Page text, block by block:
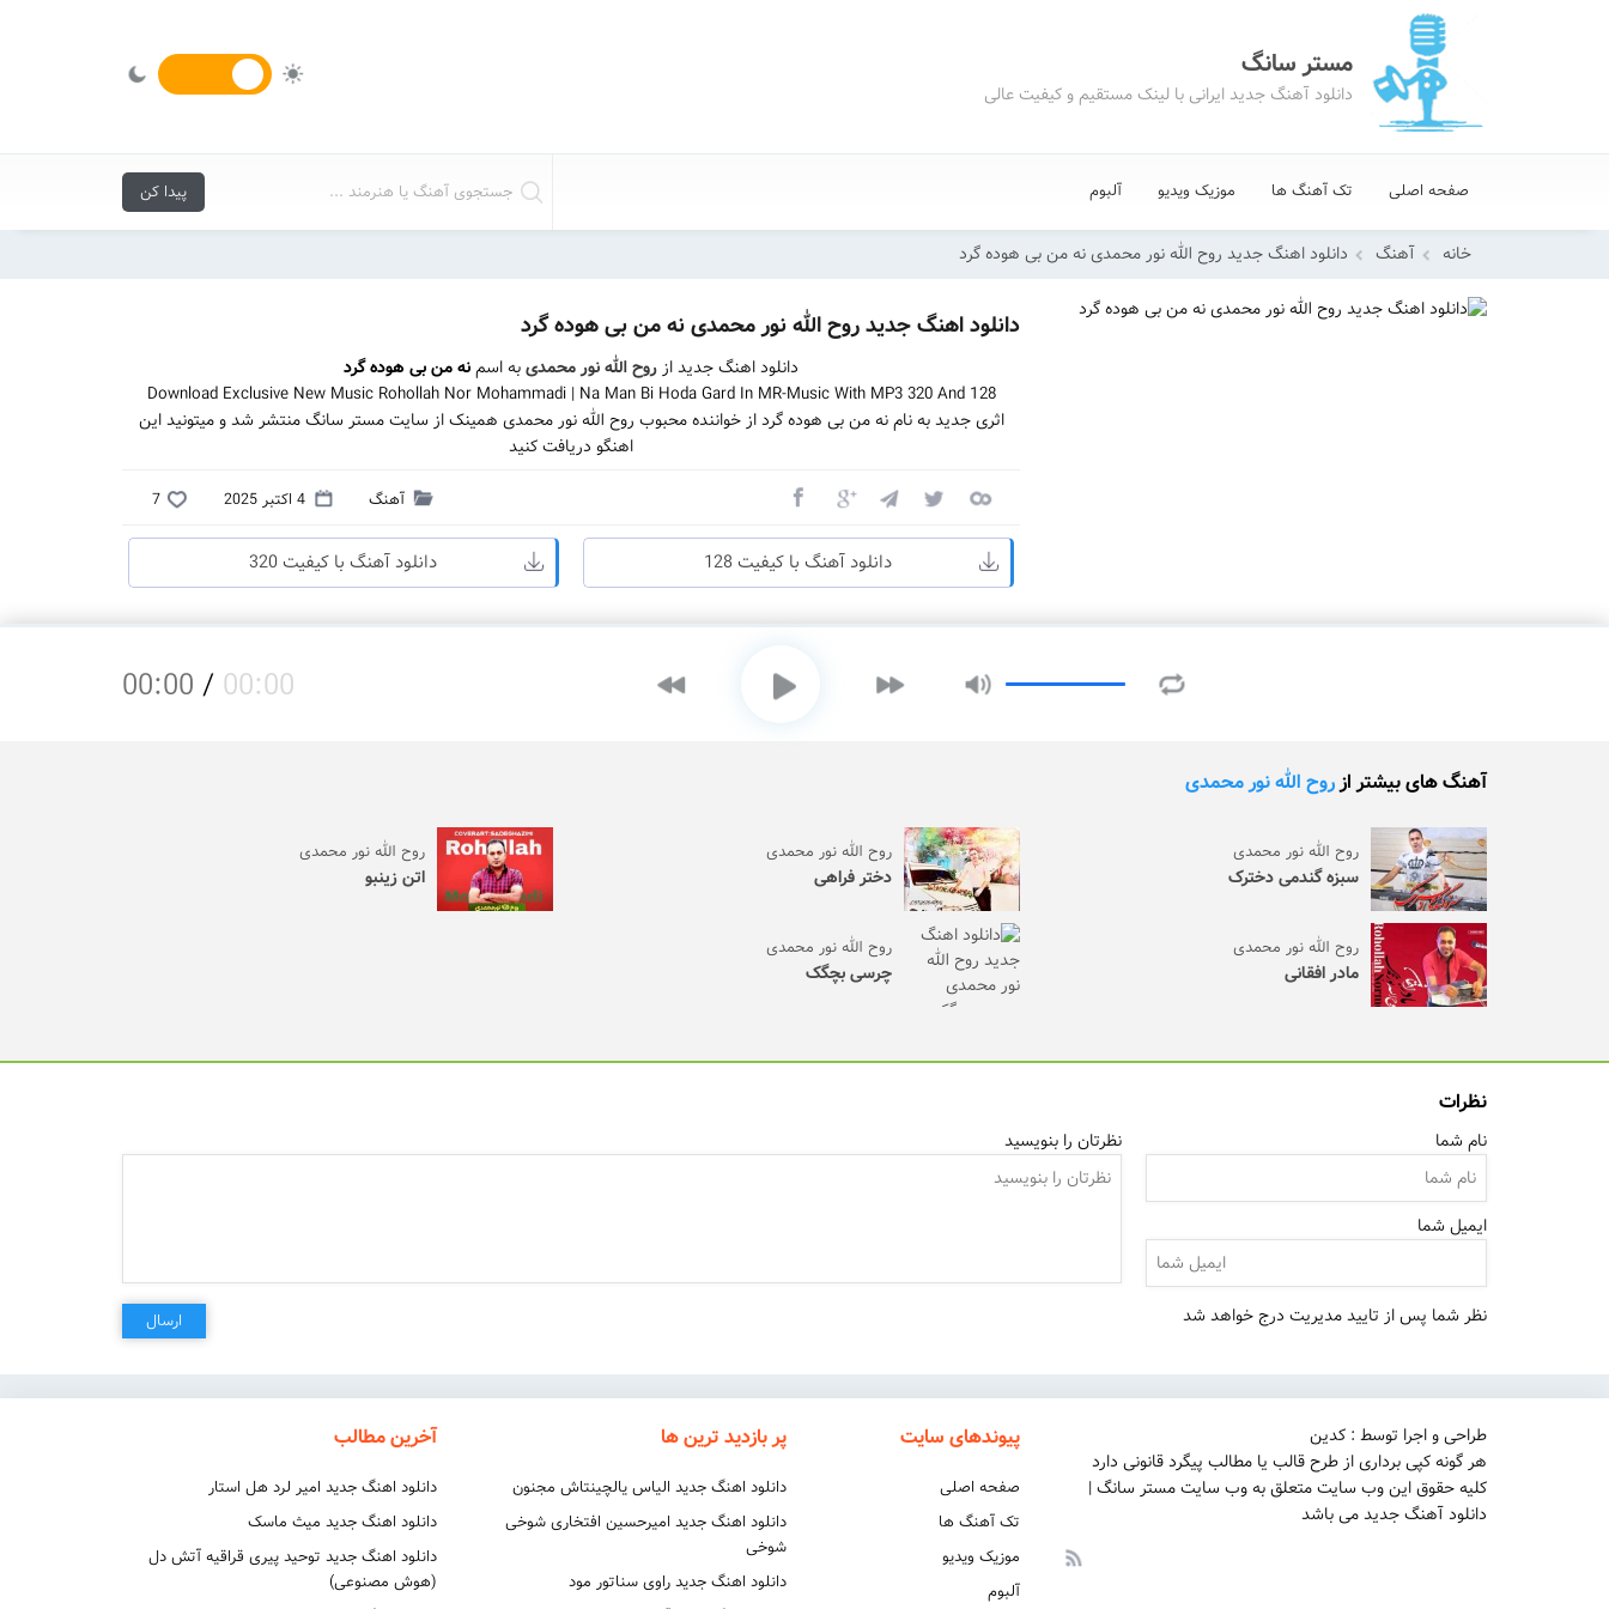
مستر سانگ
دانلود آهنگ جدید ایرانی با لینک مستقیم و کیفیت عالی
صفحه اصلی تک آهنگ ها موزیک ویدیو آلبوم
خانه آهنگ دانلود اهنگ جدید روح الله نور محمدی نه من بی هوده گرد
دانلود اهنگ جدید روح الله نور محمدی نه من بی هوده گرد
دانلود اهنگ جدید از روح الله نور محمدیبه اسمنه من بی هوده گرد
Download Exclusive New Music Rohollah Nor Mohammadi | Na Man Bi Hoda Gard In MR-Music With MP3 320 And 128
اثری جدید به نام نه من بی هوده گرد از خواننده محبوب روح الله نور محمدی همینک از سایت مستر سانگ منتشر شد و میتونید این
اهنگو دریافت کنید
آهنگ 4 اکتبر 2025 7
دانلود آهنگ با کیفیت 128 دانلود آهنگ با کیفیت 320
00:00 / 00:00
آهنگ های بیشتر ازروح الله نور محمدی
روح الله نور محمدی
سبزه گندمی دخترک
روح الله نور محمدی
دختر فراهی
روح الله نور محمدی
اتن زینبو
روح الله نور محمدی
مادر افقانی
روح الله نور محمدی
چرسی بچگک
نظرات
نام شما
ایمیل شما
نظرتان را بنویسید
نظر شما پس از تایید مدیریت درج خواهد شد ارسال
طراحی و اجرا توسط : کدین
هر گونه کپی برداری از طرح قالب یا مطالب پیگرد قانونی دارد
کلیه حقوق این وب سایت متعلق به وب سایت مستر سانگ |
دانلود آهنگ جدید می باشد
پیوندهای سایت
صفحه اصلی
تک آهنگ ها
موزیک ویدیو
آلبوم
پر بازدید ترین ها
دانلود اهنگ جدید الیاس یالچینتاش مجنون
دانلود اهنگ جدید امیرحسین افتخاری شوخی
شوخی
دانلود اهنگ جدید راوی سناتور مود
آخرین مطالب
دانلود اهنگ جدید امیر لرد هل استار
دانلود اهنگ جدید میث ماسک
دانلود اهنگ جدید توحید پیری قراقیه آتش دل
(هوش مصنوعی)